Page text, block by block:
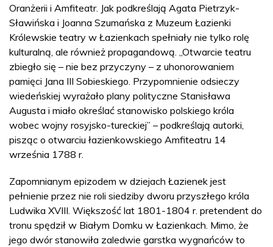
Oranżerii i Amfiteatr. Jak podkreślają Agata Pietrzyk-
Sławińska i Joanna Szumańska z Muzeum Łazienki
Królewskie teatry w Łazienkach spełniały nie tylko rolę
kulturalną, ale również propagandową. „Otwarcie teatru
zbiegło się – nie bez przyczyny – z uhonorowaniem
pamięci Jana III Sobieskiego. Przypomnienie odsieczy
wiedeńskiej wyrażało plany polityczne Stanisława
Augusta i miało określać stanowisko polskiego króla
wobec wojny rosyjsko-tureckiej” – podkreślają autorki,
pisząc o otwarciu łazienkowskiego Amfiteatru 14
września 1788 r.
Zapomnianym epizodem w dziejach Łazienek jest
pełnienie przez nie roli siedziby dworu przyszłego króla
Ludwika XVIII. Większość lat 1801-1804 r. pretendent do
tronu spędził w Białym Domku w Łazienkach. Mimo, że
jego dwór stanowiła zaledwie garstka wygnańców to